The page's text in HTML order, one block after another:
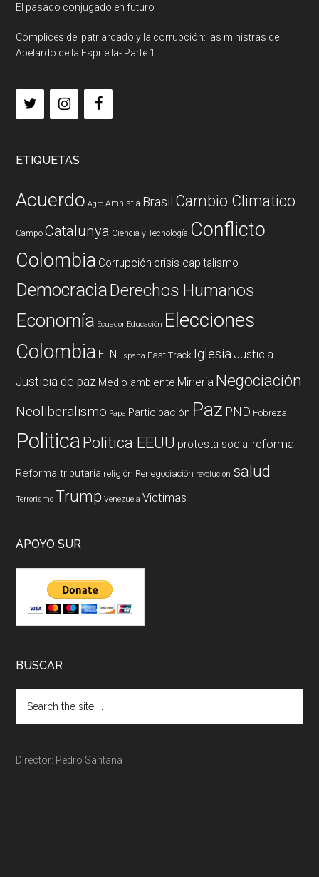
El pasado conjugado en futuro
Cómplices del patriarcado y la corrupción: las ministras de
Abelardo de la Espriella- Parte 1
ETIQUETAS
Acuerdo Agro Amnistia Brasil Cambio Climatico
Campo Catalunya Ciencia y Tecnología Conflicto
Colombia Corrupción crisis capitalismo
DemocraciaDerechos Humanos
Economía Ecuador Educación Elecciones
Colombia ELN España Fast Track Iglesia Justicia
Justicia de paz Medio ambiente Mineria Negociación
Neoliberalismo Papa Participación Paz PND Pobreza
PoliticaPolitica EEUU protesta social reforma
Reforma tributaria religión Renegociación revolucion salud
Terrorismo Trump Venezuela Victimas
APOYO SUR
BUSCAR
Director: Pedro Santana